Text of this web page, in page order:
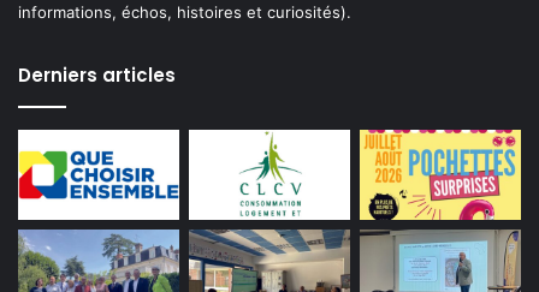
informations, échos, histoires et curiosités).
Derniers articles